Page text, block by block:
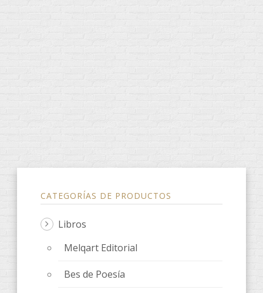
CATEGORÍAS DE PRODUCTOS
Libros
Melqart Editorial
Bes de Poesía